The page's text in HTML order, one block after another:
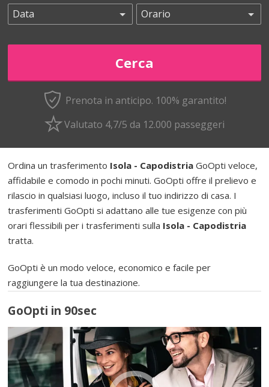
Prenota in anticipo. 100% garantito!
Valutato 4,7/5 da 12.000 passeggeri
Ordina un trasferimento Isola - Capodistria GoOpti veloce,
affidabile e comodo in pochi minuti. GoOpti offre il prelievo e
rilascio in qualsiasi luogo, incluso il tuo indirizzo di casa. I
trasferimenti GoOpti si adattano alle tue esigenze con più
orari flessibili per i trasferimenti sulla Isola - Capodistria
tratta.
GoOpti è un modo veloce, economico e facile per
raggiungere la tua destinazione.
GoOpti in 90sec